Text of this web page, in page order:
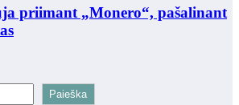
priimant „Monero“, pašalinant
Paieška